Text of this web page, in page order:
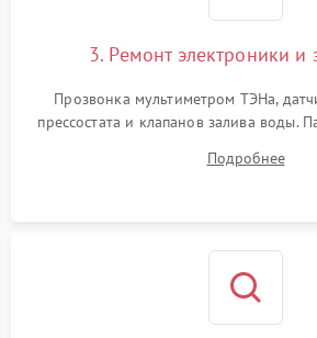
3. Ремонт электроники и
Прозвонка мультиметром ТЭНа,
прессостата и клапанов залива воды.
Восстановление целостности
Подробнее